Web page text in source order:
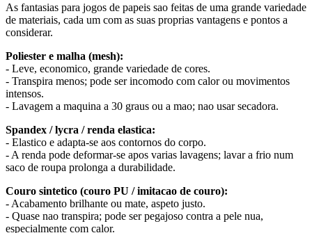
As fantasias para jogos de papeis sao feitas de uma grande variedade
de materiais, cada um com as suas proprias vantagens e pontos a
considerar.
Poliester e malha (mesh):
- Leve, economico, grande variedade de cores.
- Transpira menos; pode ser incomodo com calor ou movimentos
intensos.
- Lavagem a maquina a 30 graus ou a mao; nao usar secadora.
Spandex / lycra / renda elastica:
- Elastico e adapta-se aos contornos do corpo.
- A renda pode deformar-se apos varias lavagens; lavar a frio num
saco de roupa prolonga a durabilidade.
Couro sintetico (couro PU / imitacao de couro):
- Acabamento brilhante ou mate, aspeto justo.
- Quase nao transpira; pode ser pegajoso contra a pele nua,
especialmente com calor.